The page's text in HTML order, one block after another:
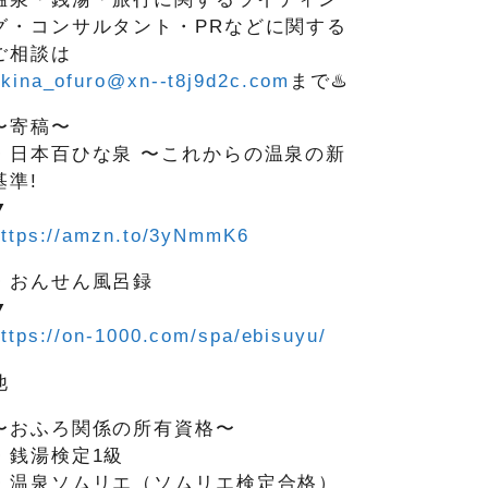
・コンサルタント・PRなどに関する
相談は
t8j9d2c.com まで♨️
寄稿〜
日本百ひな泉 〜これからの温泉の新
準!
amzn.to/3yNmmK6
おんせん風呂録
on-1000.com/spa/ebisuyu/
おふろ関係の所有資格〜
銭湯検定1級
温泉ソムリエ（ソムリエ検定合格）